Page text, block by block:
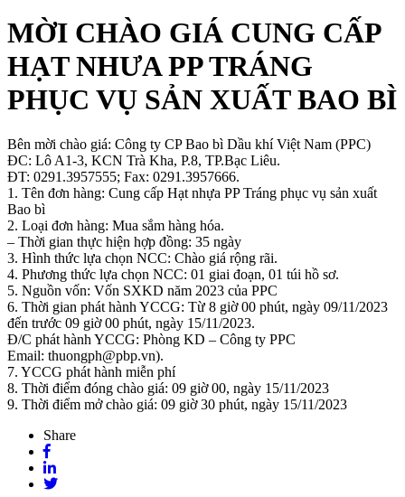
MỜI CHÀO GIÁ CUNG CẤP
HẠT NHƯA PP TRÁNG
PHỤC VỤ SẢN XUẤT BAO BÌ
Bên mời chào giá: Công ty CP Bao bì Dầu khí Việt Nam (PPC)
ĐC: Lô A1-3, KCN Trà Kha, P.8, TP.Bạc Liêu.
ĐT: 0291.3957555; Fax: 0291.3957666.
1. Tên đơn hàng: Cung cấp Hạt nhựa PP Tráng phục vụ sản xuất
Bao bì
2. Loại đơn hàng: Mua sắm hàng hóa.
– Thời gian thực hiện hợp đồng: 35 ngày
3. Hình thức lựa chọn NCC: Chào giá rộng rãi.
4. Phương thức lựa chọn NCC: 01 giai đoạn, 01 túi hồ sơ.
5. Nguồn vốn: Vốn SXKD năm 2023 của PPC
6. Thời gian phát hành YCCG: Từ 8 giờ 00 phút, ngày 09/11/2023
đến trước 09 giờ 00 phút, ngày 15/11/2023.
Đ/C phát hành YCCG: Phòng KD – Công ty PPC
Email: thuongph@pbp.vn).
7. YCCG phát hành miễn phí
8. Thời điểm đóng chào giá: 09 giờ 00, ngày 15/11/2023
9. Thời điểm mở chào giá: 09 giờ 30 phút, ngày 15/11/2023
Share